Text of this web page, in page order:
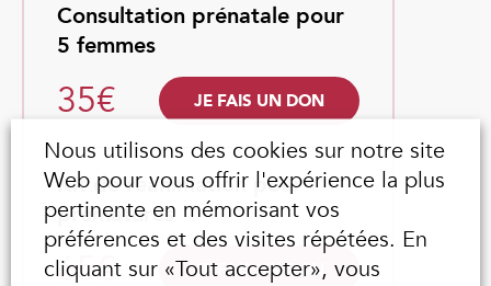
Consultation prénatale pour
5 femmes
35€ JE FAIS UN DON
Kit de réanimation pour
prématurés
65€ JE FAIS UN DON
Nous utilisons des cookies sur notre site
Web pour vous offrir l'expérience la plus
pertinente en mémorisant vos
préférences et des visites répétées. En
cliquant sur «Tout accepter», vous